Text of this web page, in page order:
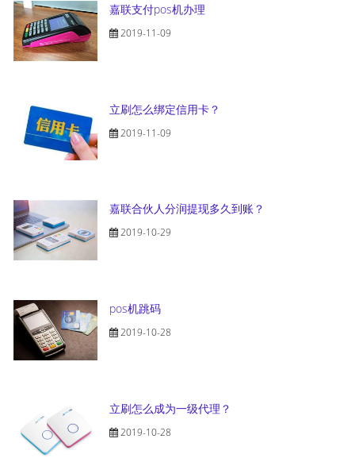
嘉联支付pos机办理
2019-11-09
立刷怎么绑定信用卡？
2019-11-09
嘉联合伙人分润提现多久到账？
2019-10-29
pos机跳码
2019-10-28
立刷怎么成为一级代理？
2019-10-28